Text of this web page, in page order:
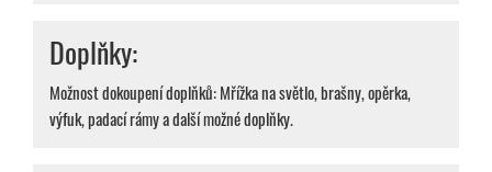
Doplňky:
Možnost dokoupení doplňků: Mřížka na světlo, brašny, opěrka,
výfuk, padací rámy a další možné doplňky.